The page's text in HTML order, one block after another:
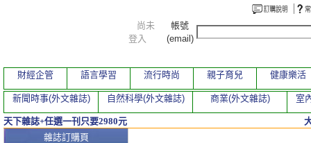
本期文章
雜誌訂購頁
尚未
登入
帳號
(email)
財經企管 語言學習 流行時尚 親子育兒 健康樂活
新聞時事(外文雜誌) 自然科學(外文雜誌) 商業(外文雜誌) 室
天下雜誌+任選一刊只要2980元